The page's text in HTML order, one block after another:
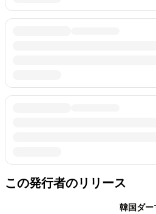
この発行者のリリース
韓国ダー